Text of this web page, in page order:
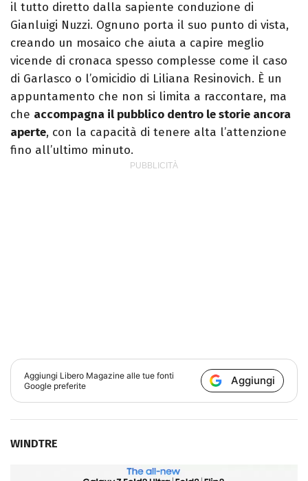
il tutto diretto dalla sapiente conduzione di
Gianluigi Nuzzi. Ognuno porta il suo punto di vista,
creando un mosaico che aiuta a capire meglio
vicende di cronaca spesso complesse come il caso
di Garlasco o l’omicidio di Liliana Resinovich. È un
appuntamento che non si limita a raccontare, ma
che accompagna il pubblico dentro le storie ancora
aperte, con la capacità di tenere alta l’attenzione
fino all’ultimo minuto.
Aggiungi Libero Magazine alle tue fonti
Google preferite
Aggiungi
WINDTRE